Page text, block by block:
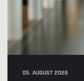
05. AUGUST 2026